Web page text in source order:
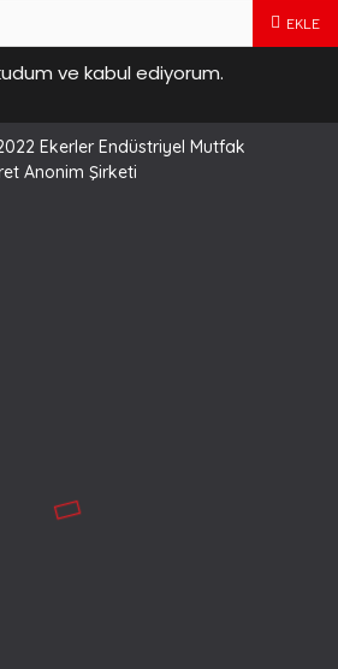
EKLE
ve kabul ediyorum.
Ekerler Endüstriyel Mutfak
Anonim Şirketi